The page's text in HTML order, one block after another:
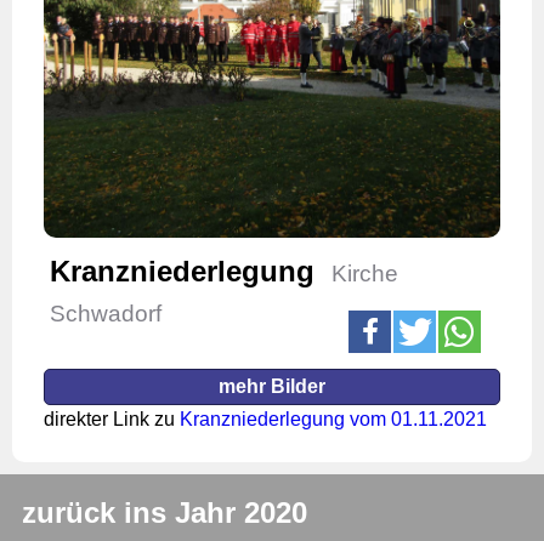
Kranzniederlegung
Kirche
Schwadorf
mehr Bilder
direkter Link zu Kranzniederlegung vom 01.11.2021
zurück ins Jahr 2020